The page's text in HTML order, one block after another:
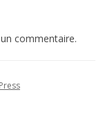
commentaire.